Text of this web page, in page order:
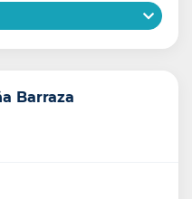
Barraza